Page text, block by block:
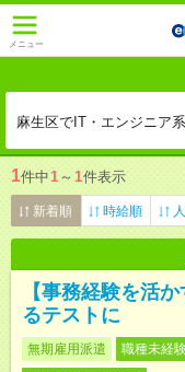
メニュー
麻生区でIT・エンジニア
1件中1 ～ 1件表示
新着順 時給順
【事務経験を活
るテストに
無期雇用派遣 職種未経